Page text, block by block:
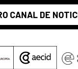
CANAL DE